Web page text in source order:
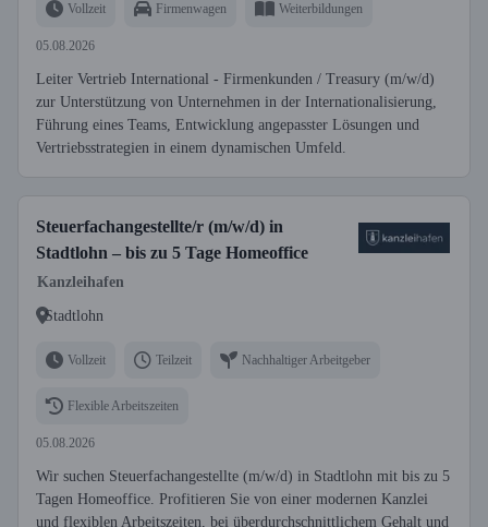
Vollzeit Firmenwagen Weiterbildungen
05.08.2026
Leiter Vertrieb International - Firmenkunden / Treasury (m/w/d)
zur Unterstützung von Unternehmen in der Internationalisierung,
Führung eines Teams, Entwicklung angepasster Lösungen und
Vertriebsstrategien in einem dynamischen Umfeld.
Steuerfachangestellte/r (m/w/d) in
Stadtlohn – bis zu 5 Tage Homeoffice
Kanzleihafen
Stadtlohn
Vollzeit Teilzeit Nachhaltiger Arbeitgeber
Flexible Arbeitszeiten
05.08.2026
Wir suchen Steuerfachangestellte (m/w/d) in Stadtlohn mit bis zu 5
Tagen Homeoffice. Profitieren Sie von einer modernen Kanzlei
und flexiblen Arbeitszeiten, bei überdurchschnittlichem Gehalt und